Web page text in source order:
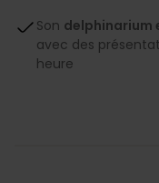
Son delphinarium
avec des
heure